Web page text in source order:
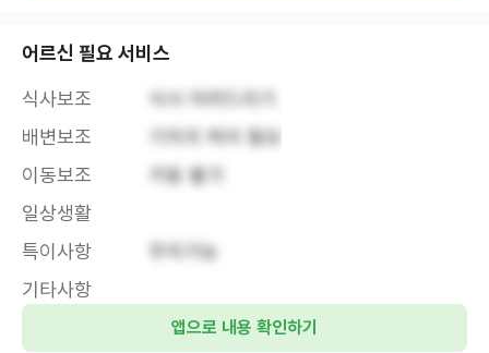
어르신 필요 서비스
식사보조
식사 차려드리기
배변보조
기저귀 케어 필요
이동보조
거동 불가
일상생활
특이사항
주차가능
기타사항
앱으로 내용 확인하기